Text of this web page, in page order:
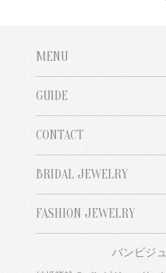
MENU
GUIDE
CONTACT
BRIDAL JEWELRY
FASHION JEWELRY
バンビジ